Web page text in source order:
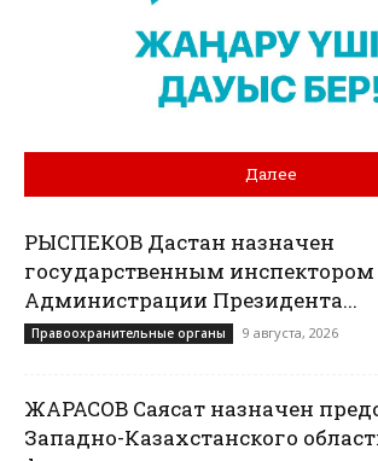
Далее
РЫСПЕКОВ Дастан назначен
государственным инспектором
Администрации Президента...
Правоохранительные органы 9 августа, 2026
ЖАРАСОВ Саясат назначен
Западно-Казахстанского